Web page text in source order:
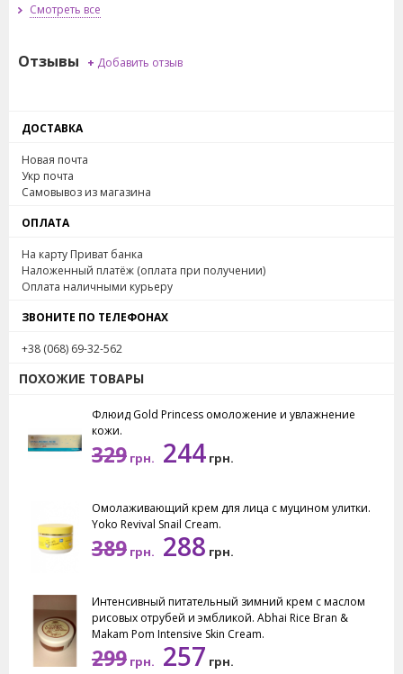
ДОСТАВКА
Новая почта
Укр почта
Самовывоз из магазина
ОПЛАТА
На карту Приват банка
Наложенный платёж (оплата при получении)
Оплата наличными курьеру
ЗВОНИТЕ ПО ТЕЛЕФОНАХ
+38 (068) 69-32-562
ПОХОЖИЕ ТОВАРЫ
Флюид Gold Princess омоложение и увлажнение
кожи.
329 грн. 244 грн.
Омолаживающий крем для лица с муцином улитки.
Yoko Revival Snail Cream.
389 грн. 288 грн.
Интенсивный питательный зимний крем с маслом
рисовых отрубей и эмбликой. Abhai Rice Bran &
Makam Pom Intensive Skin Cream.
299 грн. 257 грн.
Смотреть все
Отзывы + Добавить отзыв